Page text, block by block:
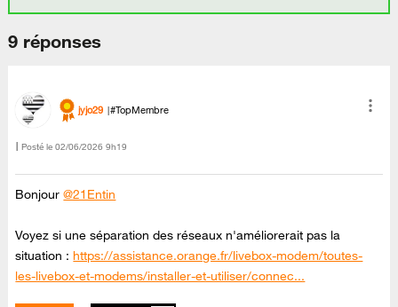
9 réponses
jyjo29 #TopMembre
Posté le ‎02/06/2026 9h19
Bonjour@21Entin
Voyez si une séparation des réseaux n'améliorerait pas la
situation :https://assistance.orange.fr/livebox-modem/toutes-
les-livebox-et-modems/installer-et-utiliser/connec...